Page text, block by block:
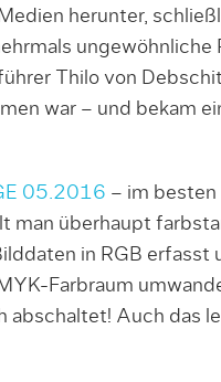
herunter,
ungewöhnliche
Thilo von
war – und bekam
05.2016 – im besten
man überhaupt
in RGB erfasst
Farbraum
abschaltet! Auch das